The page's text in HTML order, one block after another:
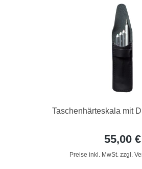
Taschenhärteskala mit
55,00 €
Preise inkl. MwSt. zzgl.